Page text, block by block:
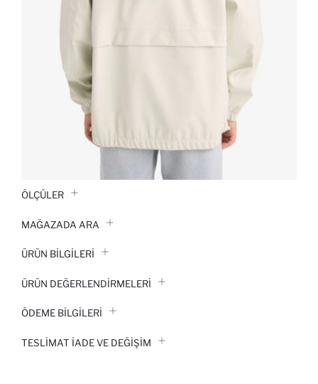
ÖLÇÜLER
MAĞAZADA ARA
ÜRÜN BILGILERI
ÜRÜN DEĞERLENDİRMELERİ
ÖDEME BİLGİLERİ
TESLIMAT İADE VE DEĞIŞIM